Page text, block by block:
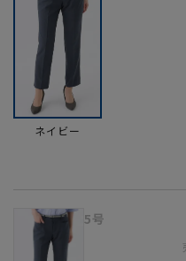
ネイビー
5号